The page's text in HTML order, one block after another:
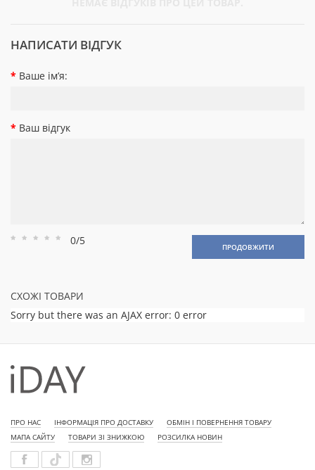
НАПИСАТИ ВІДГУК
Ваше ім’я:
Ваш відгук
Рейтинг
Рейтинг
Рейтинг
Рейтинг
Рейтинг
0/5 ПРОДОВЖИТИ
СХОЖІ ТОВАРИ
Sorry but there was an AJAX error: 0 error
ПРО НАС ІНФОРМАЦІЯ ПРО ДОСТАВКУ
ОБМІН І ПОВЕРНЕННЯ ТОВАРУ
МАПА САЙТУ
ТОВАРИ ЗІ ЗНИЖКОЮ РОЗСИЛКА НОВИН